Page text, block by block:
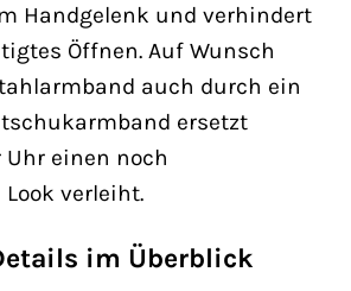
Handgelenk und verhindert
Öffnen. Auf Wunsch
auch durch ein
ersetzt
Uhr einen noch
verleiht.
im Überblick